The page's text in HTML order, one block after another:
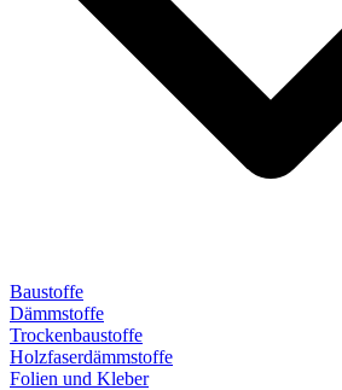
Baustoffe
Dämmstoffe
Trockenbaustoffe
Holzfaserdämmstoffe
Folien und Kleber